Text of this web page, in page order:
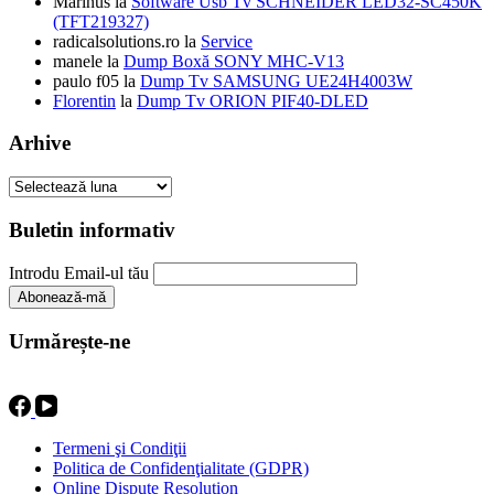
(TFT219327)
radicalsolutions.ro la Service
manele la Dump Boxă SONY MHC-V13
paulo f05 la Dump Tv SAMSUNG UE24H4003W
Florentin la Dump Tv ORION PIF40-DLED
Arhive
Arhive
Buletin informativ
Introdu Email-ul tău
Urmărește-ne
Termeni şi Condiţii
Politica de Confidenţialitate (GDPR)
Online Dispute Resolution